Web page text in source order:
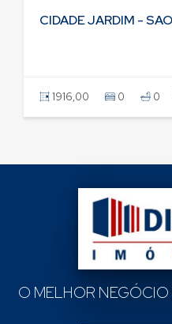
CIDADE JARDIM -
1916,00 0 0
O MELHOR